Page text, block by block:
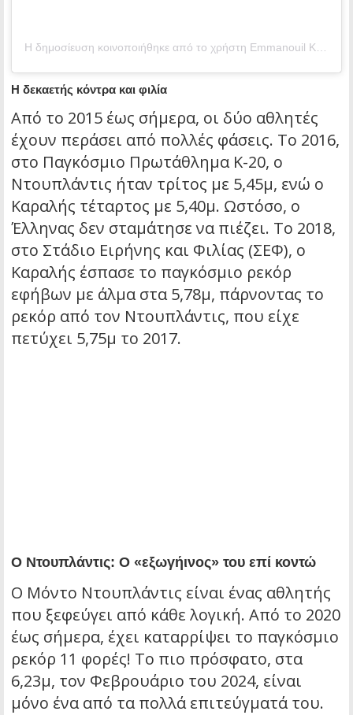
Η δεκαετής κόντρα και φιλία
Από το 2015 έως σήμερα, οι δύο αθλητές
έχουν περάσει από πολλές φάσεις. Το 2016,
στο Παγκόσμιο Πρωτάθλημα Κ-20, ο
Ντουπλάντις ήταν τρίτος με 5,45μ, ενώ ο
Καραλής τέταρτος με 5,40μ. Ωστόσο, ο
Έλληνας δεν σταμάτησε να πιέζει. Το 2018,
στο Στάδιο Ειρήνης και Φιλίας (ΣΕΦ), ο
Καραλής έσπασε το παγκόσμιο ρεκόρ
εφήβων με άλμα στα 5,78μ, πάρνοντας το
ρεκόρ από τον Ντουπλάντις, που είχε
πετύχει 5,75μ το 2017.
Ο Ντουπλάντις: Ο «εξωγήινος» του επί κοντώ
Ο Μόντο Ντουπλάντις είναι ένας αθλητής
που ξεφεύγει από κάθε λογική. Από το 2020
έως σήμερα, έχει καταρρίψει το παγκόσμιο
ρεκόρ 11 φορές! Το πιο πρόσφατο, στα
6,23μ, τον Φεβρουάριο του 2024, είναι
μόνο ένα από τα πολλά επιτεύγματά του.